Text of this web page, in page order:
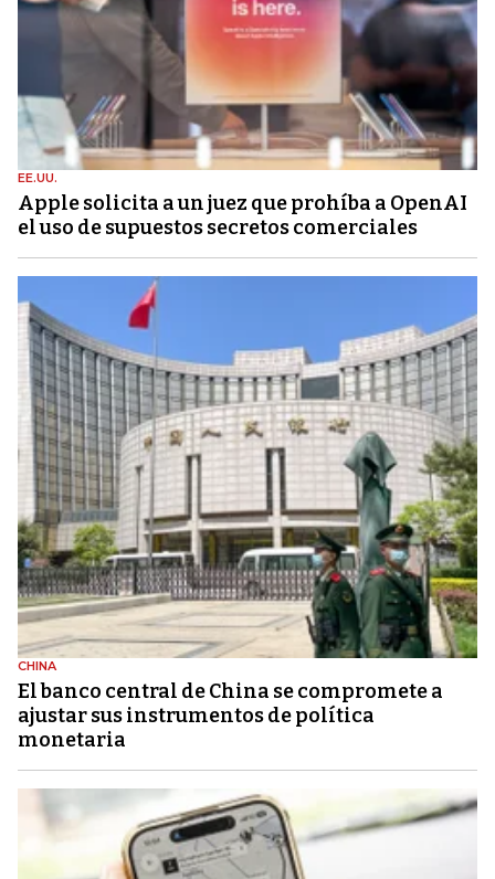
EE.UU.
Apple solicita a un juez que prohíba a OpenAI
el uso de supuestos secretos comerciales
CHINA
El banco central de China se compromete a
ajustar sus instrumentos de política
monetaria